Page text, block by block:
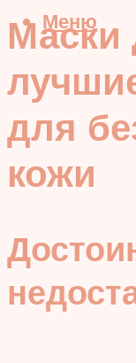
Меню
Маски
для
кожи